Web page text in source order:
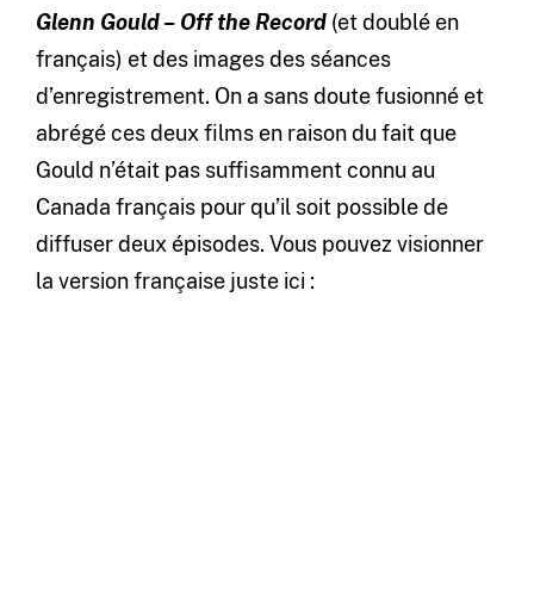
Glenn Gould– Off the Record(et doublé en
français) et des images des séances
d’enregistrement. On a sans doute fusionné et
abrégé ces deux films en raison du fait que
Gould n’était pas suffisamment connu au
Canada français pour qu’il soit possible de
diffuser deux épisodes. Vous pouvez visionner
la version française juste ici :